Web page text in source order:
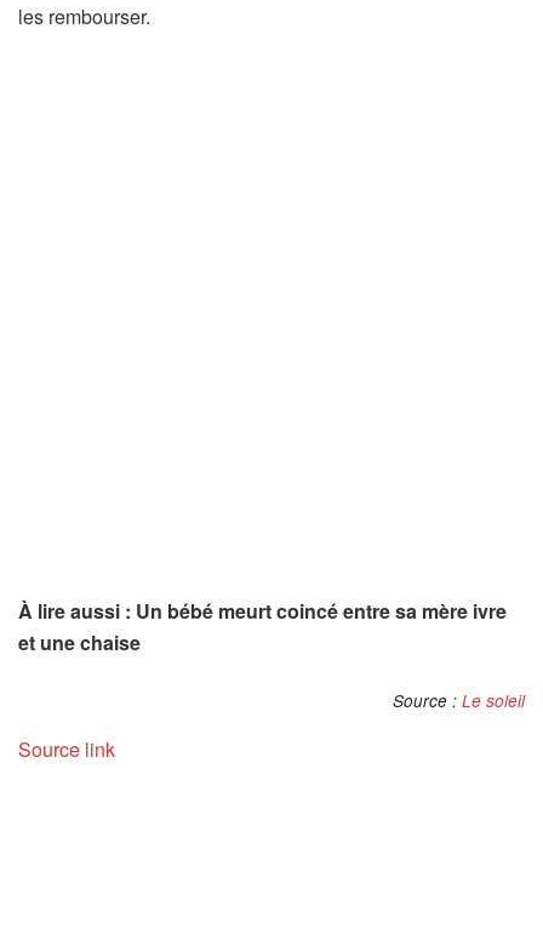
les rembourser.
À lire aussi : Un bébé meurt coincé entre sa mère ivre
et une chaise
Source : Le soleil
Source link